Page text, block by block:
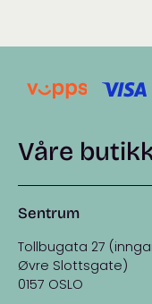
Våre
Sentrum
Tollbugata 27
Øvre Slottsgate)
0157 OSLO